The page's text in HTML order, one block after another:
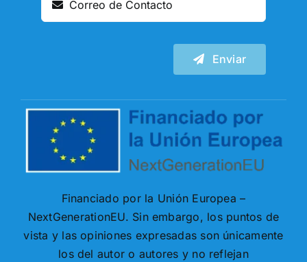
Enviar
Financiado por la Unión Europea –
NextGenerationEU. Sin embargo, los puntos de
vista y las opiniones expresadas son únicamente
los del autor o autores y no reflejan